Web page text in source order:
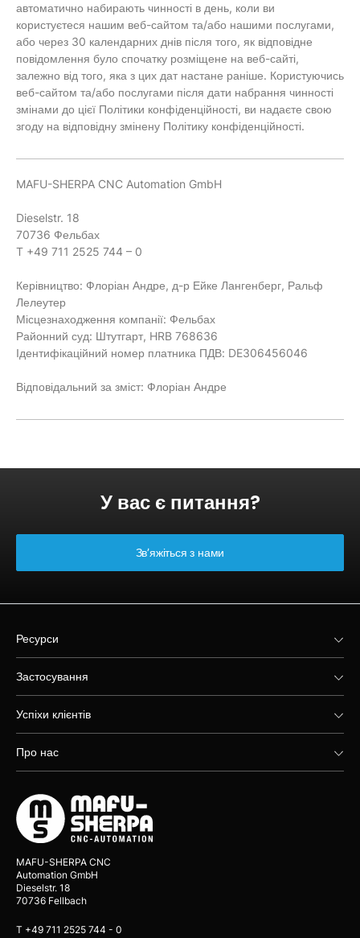
автоматично набирають чинності в день, коли ви
користуєтеся нашим веб-сайтом та/або нашими послугами,
або через 30 календарних днів після того, як відповідне
повідомлення було спочатку розміщене на веб-сайті,
залежно від того, яка з цих дат настане раніше. Користуючись
веб-сайтом та/або послугами після дати набрання чинності
змінами до цієї Політики конфіденційності, ви надаєте свою
згоду на відповідну змінену Політику конфіденційності.
MAFU-SHERPA CNC Automation GmbH
Dieselstr. 18
70736 Фельбах
T +49 711 2525 744 – 0
Керівництво: Флоріан Андре, д-р Ейке Лангенберг, Ральф
Лелеутер
Місцезнаходження компанії: Фельбах
Районний суд: Штутгарт, HRB 768636
Ідентифікаційний номер платника ПДВ: DE306456046
Відповідальний за зміст: Флоріан Андре
У вас є питання?
Зв’яжіться з нами
Ресурси
Застосування
Успіхи клієнтів
Про нас
MAFU-SHERPA CNC
Automation GmbH
Dieselstr. 18
70736 Fellbach
T +49 711 2525 744 - 0